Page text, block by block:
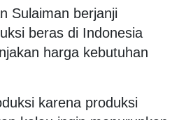
Sulaiman berjanji
beras di Indonesia
harga kebutuhan
karena produksi